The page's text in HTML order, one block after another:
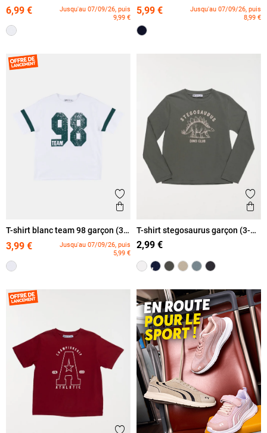
6,99 €
Jusqu'au 07/09/26, puis
9,99 €
5,99 €
Jusqu'au 07/09/26, puis
8,99 €
Ajouter aux favoris
Aperçu rapide
T-shirt blanc team 98 garçon (3-
12A)
3,99 €
Jusqu'au 07/09/26, puis
5,99 €
T-shirt stegosaurus garçon (3-
12A)
2,99 €